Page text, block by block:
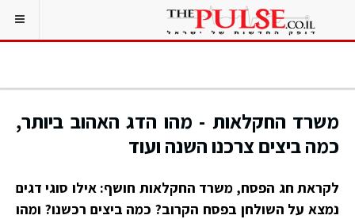
משרד החקלאות - מהו הדג האהוב ביותר,
כמה ביצים צרכנו השנה ועוד
לקראת חג הפסח, משרד החקלאות חושף: אילו סוגי דגים
נמצא על השולחן בפסח הקרוב? כמה ביצים רכשנו? ומהו